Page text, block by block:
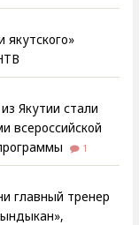
якутского»
Якутии стали
всероссийской
1
главный тренер